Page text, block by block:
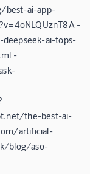
best-ai-app-
-
ai-tops-
-
the-best-ai-
artificial-
blog/aso-